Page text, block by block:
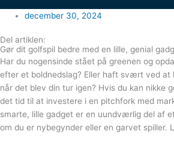
december 30, 2024
Del artiklen:
Gør dit golfspil bedre med en lille, genial
Har du nogensinde stået på greenen og
efter et boldnedslag? Eller haft svært ved at
når det blev din tur igen? Hvis du kan nikke
det tid til at investere i en pitchfork med
smarte, lille gadget er en uundværlig del af
om du er nybegynder eller en garvet spiller.